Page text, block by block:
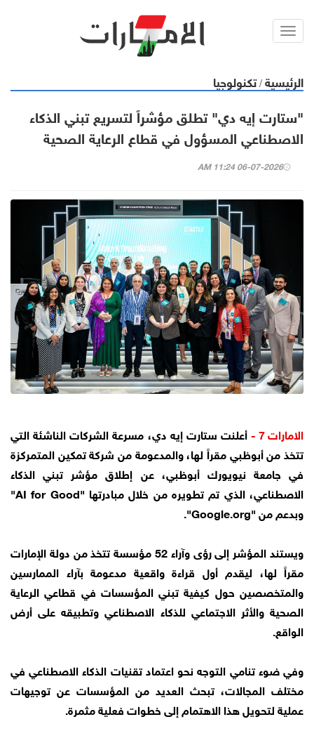
Toggl
الرئيسية /تكنولوجيا
"ستارت إيه دي" تطلق مؤشراً لتسريع تبني الذكاء
الاصطناعي المسؤول في قطاع الرعاية الصحية
06-07-2026 11:24 AM
الامارات 7 -
أعلنت ستارت إيه دي، مسرعة الشركات الناشئة التي
تتخذ من أبوظبي مقراً لها، والمدعومة من شركة تمكين المتمركزة
في جامعة نيويورك أبوظبي، عن إطلاق مؤشر تبني الذكاء
الاصطناعي، الذي تم تطويره من خلال مبادرتها "AI for Good"
وبدعم من "Google.org".
ويستند المؤشر إلى رؤى وآراء 52 مؤسسة تتخذ من دولة الإمارات
مقراً لها، ليقدم أول قراءة واقعية مدعومة بآراء الممارسين
والمتخصصين حول كيفية تبني المؤسسات في قطاعي الرعاية
الصحية والأثر الاجتماعي للذكاء الاصطناعي وتطبيقه على أرض
الواقع.
وفي ضوء تنامي التوجه نحو اعتماد تقنيات الذكاء الاصطناعي في
مختلف المجالات، تبحث العديد من المؤسسات عن توجيهات
عملية لتحويل هذا الاهتمام إلى خطوات فعلية مثمرة.